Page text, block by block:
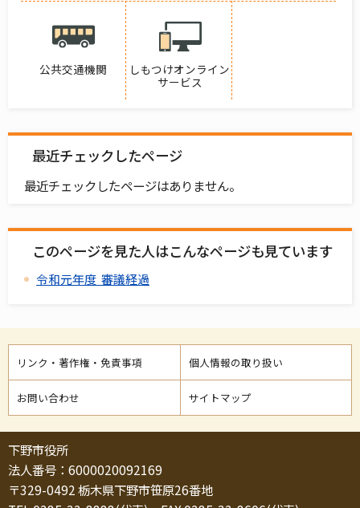
公共交通機関
しもつけオンライン
サービス
最近チェックしたページ
最近チェックしたページはありません。
このページを見た人はこんなページも見ています
令和元年度 審議経過
リンク・著作権・免責事項 個人情報の取り扱い
お問い合わせ サイトマップ
下野市役所
法人番号：6000020092169
〒329-0492 栃木県下野市笹原26番地